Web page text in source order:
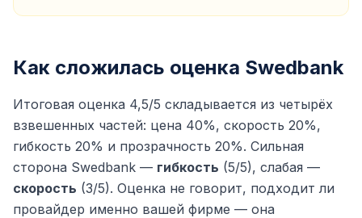
Как сложилась оценка Swedbank
Итоговая оценка 4,5/5 складывается из четырёх
взвешенных частей: цена 40%, скорость 20%,
гибкость 20% и прозрачность 20%. Сильная
сторона Swedbank — гибкость (5/5), слабая —
скорость (3/5). Оценка не говорит, подходит ли
провайдер именно вашей фирме — она